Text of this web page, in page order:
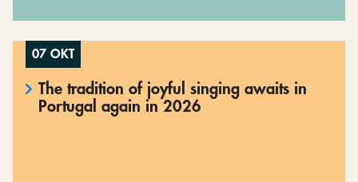
07 OKT
The tradition of joyful singing awaits in
Portugal again in 2026